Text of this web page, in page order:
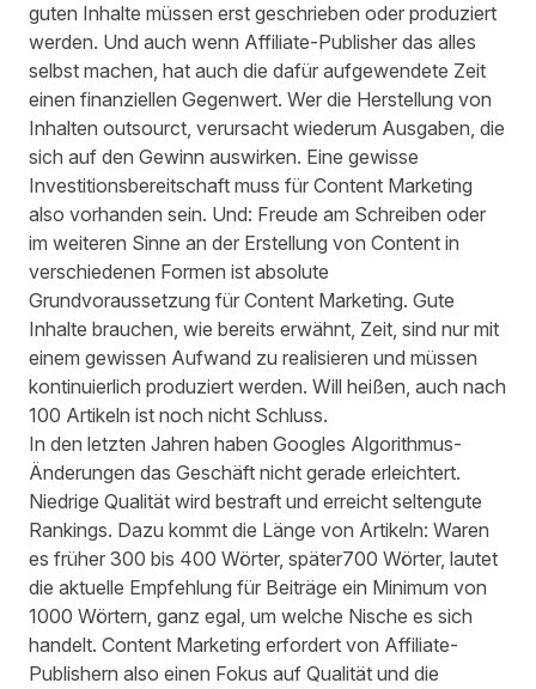
guten Inhalte müssen erst geschrieben oder produziert
werden. Und auch wenn Affiliate-Publisher das alles
selbst machen, hat auch die dafür aufgewendete Zeit
einen finanziellen Gegenwert. Wer die Herstellung von
Inhalten outsourct, verursacht wiederum Ausgaben, die
sich auf den Gewinn auswirken. Eine gewisse
Investitionsbereitschaft muss für Content Marketing
also vorhanden sein. Und: Freude am Schreiben oder
im weiteren Sinne an der Erstellung von Content in
verschiedenen Formen ist absolute
Grundvoraussetzung für Content Marketing. Gute
Inhalte brauchen, wie bereits erwähnt, Zeit, sind nur mit
einem gewissen Aufwand zu realisieren und müssen
kontinuierlich produziert werden. Will heißen, auch nach
100 Artikeln ist noch nicht Schluss.
In den letzten Jahren haben Googles Algorithmus-
Änderungen das Geschäft nicht gerade erleichtert.
Niedrige Qualität wird bestraft und erreicht seltengute
Rankings. Dazu kommt die Länge von Artikeln: Waren
es früher 300 bis 400 Wörter, später700 Wörter, lautet
die aktuelle Empfehlung für Beiträge ein Minimum von
1000 Wörtern, ganz egal, um welche Nische es sich
handelt. Content Marketing erfordert von Affiliate-
Publishern also einen Fokus auf Qualität und die